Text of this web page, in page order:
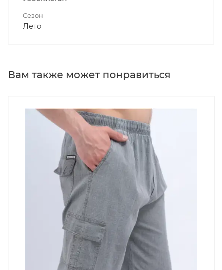
Сезон
Лето
Вам также может понравиться